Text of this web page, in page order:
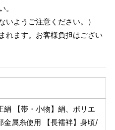
。
いようご注意ください。）
れます。お客様負担はござい
絹 【帯・小物】絹、ポリエ
金属糸使用 【長襦袢】身頃/